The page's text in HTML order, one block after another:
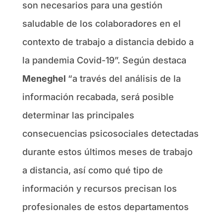
son necesarios para una gestión
saludable de los colaboradores en el
contexto de trabajo a distancia debido a
la pandemia Covid-19”. Según destaca
Meneghel “a través del análisis de la
información recabada, será posible
determinar las principales
consecuencias psicosociales detectadas
durante estos últimos meses de trabajo
a distancia, así como qué tipo de
información y recursos precisan los
profesionales de estos departamentos